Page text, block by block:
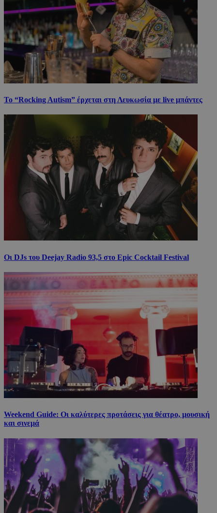
Το “Rocking Autism” έρχεται στη Λευκωσία με live μπάντες
Οι DJs του Deejay Radio 93,5 στο Epic Cocktail Festival
Weekend Guide: Οι καλύτερες προτάσεις για θέατρο, μουσική
και σινεμά